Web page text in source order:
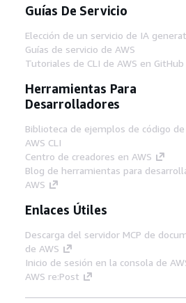
Guías De Servicio
Elección de un servicio de IA
Guías de servicio de AWS
Tutoriales de CLI de AWS en GitHub
Herramientas Para
Desarrolladores
Biblioteca de ejemplos de código de
AWS CLI
Centro de creadores en AWS
Blog de herramientas para
AWS
Enlaces Útiles
Descarga del servidor MCP de
de AWS
Inicio de sesión en la consola de
AWS re:Post